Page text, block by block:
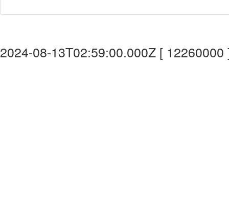
2024-08-13T02:59:00.000Z [ 12260000